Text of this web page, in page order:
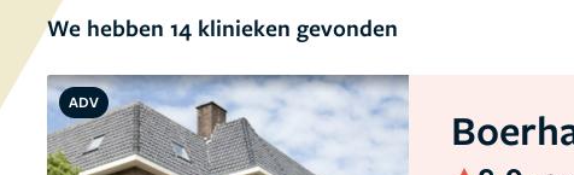
We hebben 14 klinieken gevonden
ADV